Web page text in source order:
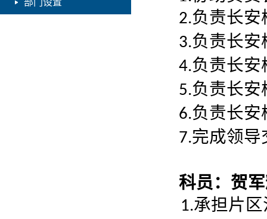
部门设置
2.负责长安
3.负责长安
4.负责长安
5.负责长安
6.负责长安
7.完成领导
科员：贺
1.承担片